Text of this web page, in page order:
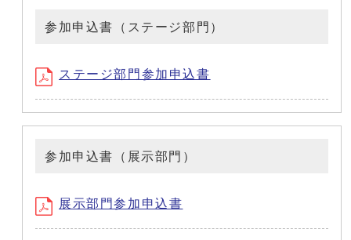
参加申込書（ステージ部門）
ステージ部門参加申込書
参加申込書（展示部門）
展示部門参加申込書